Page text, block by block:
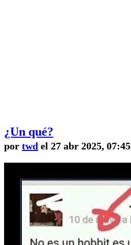
¿Un qué?
por twd el 27 abr 2025, 07:45